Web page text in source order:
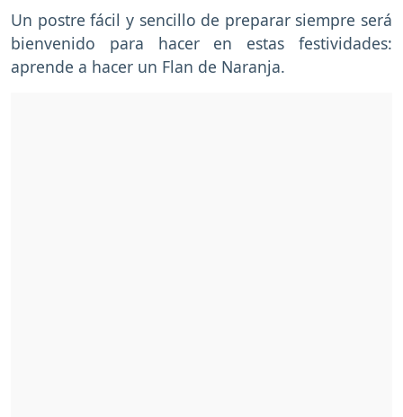
Un postre fácil y sencillo de preparar siempre será
bienvenido para hacer en estas festividades:
aprende a hacer un Flan de Naranja.